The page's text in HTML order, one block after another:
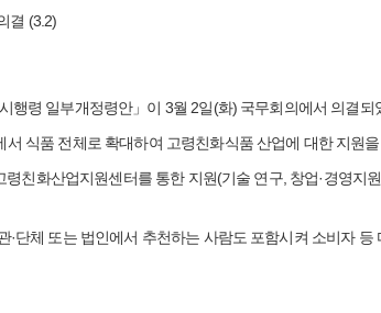
결 (3.2)
행령 일부개정령안」이 3월 2일(화) 국무회의에서 의결되
식품 전체로 확대하여 고령친화식품 산업에 대한 지원을
친화산업지원센터를 통한 지원(기술 연구, 창업·경영지
단체 또는 법인에서 추천하는 사람도 포함시켜 소비자